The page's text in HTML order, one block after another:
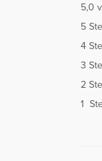
5,0
5
4
3
2
1